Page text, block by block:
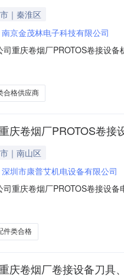
｜秦淮区
南京金茂林电子科技有限公司
重庆卷烟厂PROTOS卷接设
公司;项目负责人:;报价:0.00元/
合格供应商
庆卷烟厂PROTOS卷
｜南山区
深圳市康普艾机电设备有限公司
重庆卷烟厂PROTOS卷接设
有限公司;项目负责人:;报价
件类合格
庆卷烟厂卷接设备刀具